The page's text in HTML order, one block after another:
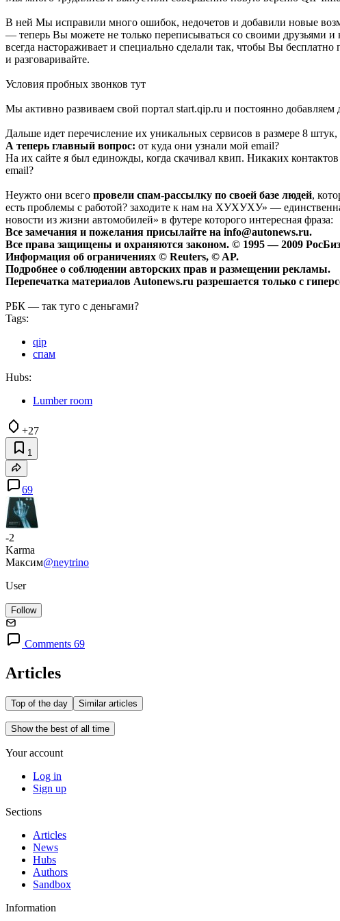
В ней Мы исправили много ошибок, недочетов и добавили новые
— теперь Вы можете не только переписываться со своими друзьями
всегда настораживает и специально сделали так, чтобы Вы
и разговаривайте.
Условия пробных звонков тут
Мы активно развиваем свой портал start.qip.ru и постоянно добавляем
Дальше идет перечисление их уникальных сервисов в размере 8
А теперь главный вопрос: от куда они узнали мой email?
На их сайте я был единожды, когда скачивал квип. Никаких
email?
Неужто они всего провели спам-рассылку по своей базе людей,
есть проблемы с работой? заходите к нам на ХУХУХУ» —
новости из жизни автомобилей» в футере которого интересная фраза:
Все замечания и пожелания присылайте на info@autonews.ru.
Все права защищены и охраняются законом. © 1995 — 2009
Информация об ограничениях © Reuters, © AP.
Подробнее о соблюдении авторских прав и размещении рекламы.
Перепечатка материалов Autonews.ru разрешается только с
РБК — так туго с деньгами?
Tags:
qip
спам
Hubs:
Lumber room
+27
1
69
-2
Karma
Максим@neytrino
User
Follow
Comments 69
Articles
Top of the day Similar articles
Show the best of all time
Your account
Log in
Sign up
Sections
Articles
News
Hubs
Authors
Sandbox
Information